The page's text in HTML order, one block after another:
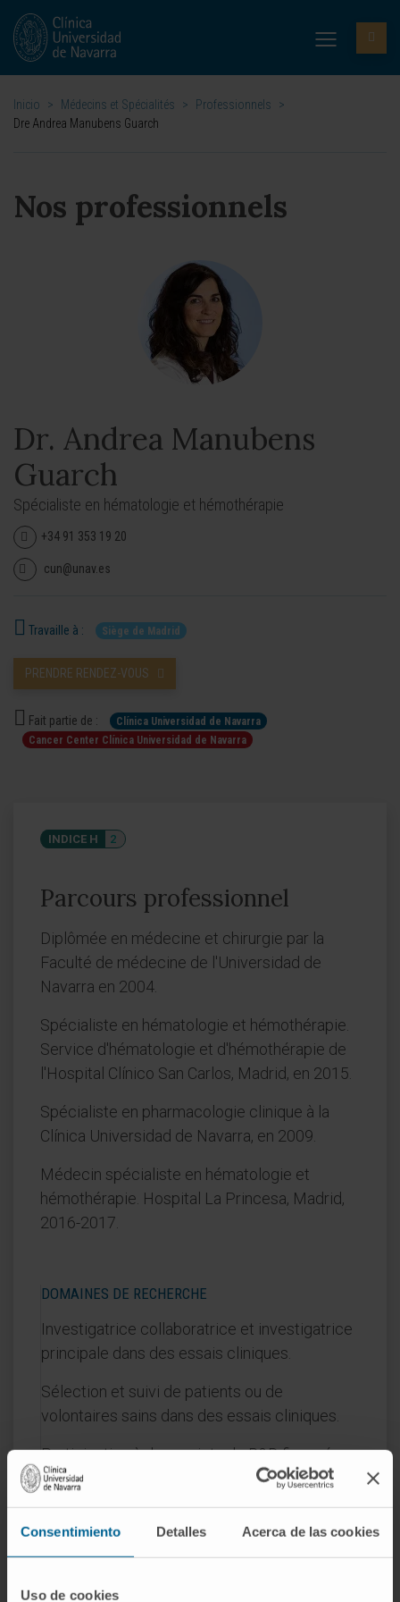
Consentimiento Detalles Acerca de las cookies
Uso de cookies
Inicio > Médecins et Spécialités > Professionnels
>
Dre Andrea Manubens Guarch
Nos professionnels
Dr. Andrea Manubens
Guarch
Spécialiste en hématologie et hémothérapie
+34 91 353 19 20
cun@unav.es
Travaille à : Siège de Madrid
PRENDRE RENDEZ-VOUS
Fait partie de :
Clínica Universidad de Navarra
Cancer Center Clínica Universidad de Navarra
INDICE H 2
Parcours professionnel
Diplômée en médecine et chirurgie par la
Faculté de médecine de l'Universidad de
Navarra en 2004.
Spécialiste en hématologie et hémothérapie.
Service d'hématologie et d'hémothérapie de
l'Hospital Clínico San Carlos, Madrid, en 2015.
Spécialiste en pharmacologie clinique à la
Clínica Universidad de Navarra, en 2009.
Médecin spécialiste en hématologie et
hémothérapie. Hospital La Princesa, Madrid,
2016-2017.
DOMAINES DE RECHERCHE
Investigatrice collaboratrice et investigatrice
principale dans des essais cliniques.
Sélection et suivi de patients ou de
volontaires sains dans des essais cliniques.
Participation à des projets de R&D financés
dans le cadre d'appels publics.